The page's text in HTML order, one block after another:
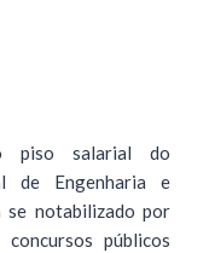
piso salarial do
de Engenharia e
se notabilizado por
públicos